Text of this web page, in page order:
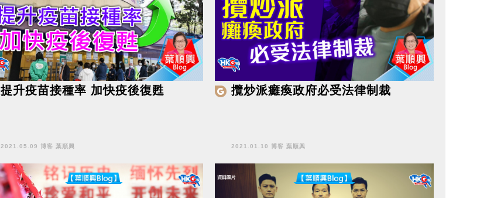
提升疫苗接種率 加快疫後復甦
2021.05.09 博客 葉順興
攬炒派癱瘓政府必受法律制裁
2021.01.10 博客 葉順興